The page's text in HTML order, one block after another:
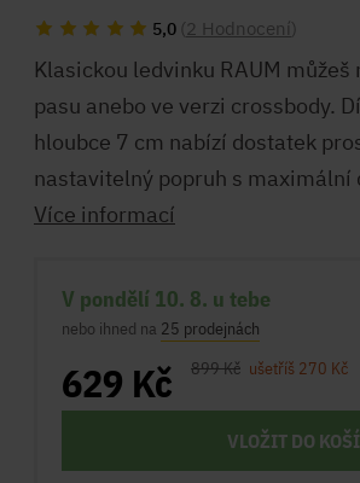
5,0 (2 Hodnocení)
Klasickou ledvinku RAUM
pasu anebo ve verzi crossbody.
hloubce 7 cm nabízí dostatek
nastavitelný popruh s maximální
Více informací
V pondělí 10. 8. u tebe
nebo ihned na 25 prodejnách
629 Kč 899 Kč ušetříš 270 Kč
VLOŽIT DO